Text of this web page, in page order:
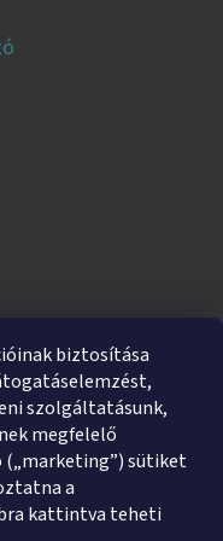
biztosítása
szolgáltatásunk,
megfelelő
sütiket
a
kattintva teheti